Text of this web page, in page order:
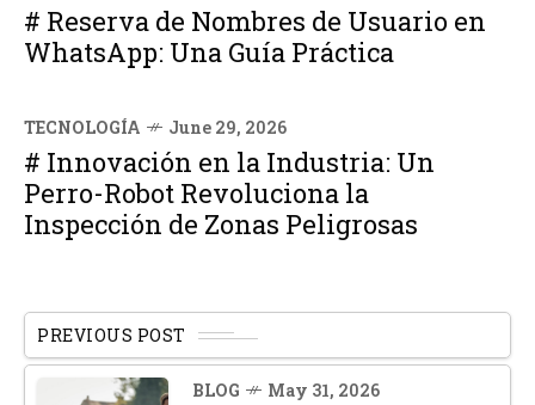
# Reserva de Nombres de Usuario en
WhatsApp: Una Guía Práctica
TECNOLOGÍA June 29, 2026
# Innovación en la Industria: Un
Perro-Robot Revoluciona la
Inspección de Zonas Peligrosas
PREVIOUS POST
BLOG May 31, 2026